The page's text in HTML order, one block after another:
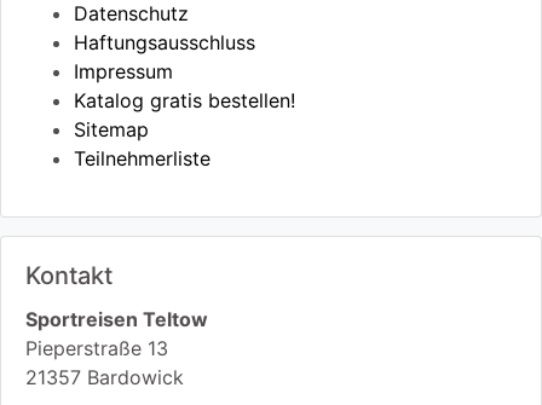
Datenschutz
Haftungsausschluss
Impressum
Katalog gratis bestellen!
Sitemap
Teilnehmerliste
Kontakt
Sportreisen Teltow
Pieperstraße 13
21357 Bardowick